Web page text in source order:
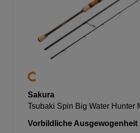
Sakura
Tsubaki Spin Big Water Hunter
Vorbildliche Ausgewogenheit